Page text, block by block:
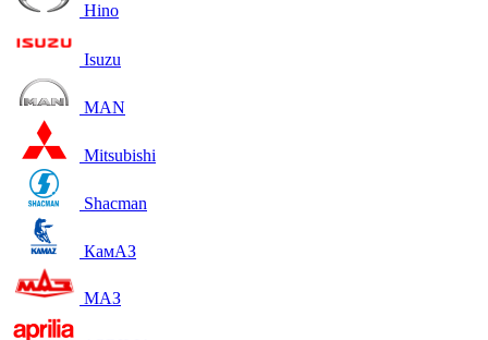
Hino
Isuzu
MAN
Mitsubishi
Shacman
КамАЗ
МАЗ